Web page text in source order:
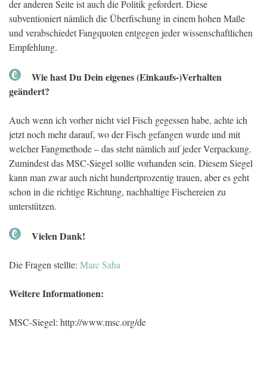
der anderen Seite ist auch die Politik gefordert. Diese
subventioniert nämlich die Überfischung in einem hohen Maße
und verabschiedet Fangquoten entgegen jeder wissenschaftlichen
Empfehlung.
Wie hast Du Dein eigenes (Einkaufs-)Verhalten
geändert?
Auch wenn ich vorher nicht viel Fisch gegessen habe, achte ich
jetzt noch mehr darauf, wo der Fisch gefangen wurde und mit
welcher Fangmethode – das steht nämlich auf jeder Verpackung.
Zumindest das MSC-Siegel sollte vorhanden sein. Diesem Siegel
kann man zwar auch nicht hundertprozentig trauen, aber es geht
schon in die richtige Richtung, nachhaltige Fischereien zu
unterstützen.
Vielen Dank!
Die Fragen stellte: Marc Saha
Weitere Informationen:
MSC-Siegel: http://www.msc.org/de